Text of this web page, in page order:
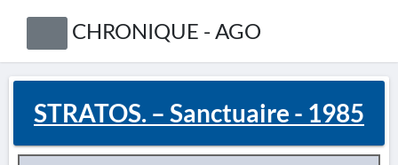
CHRONIQUE - AGO
STRATOS. – Sanctuaire - 1985